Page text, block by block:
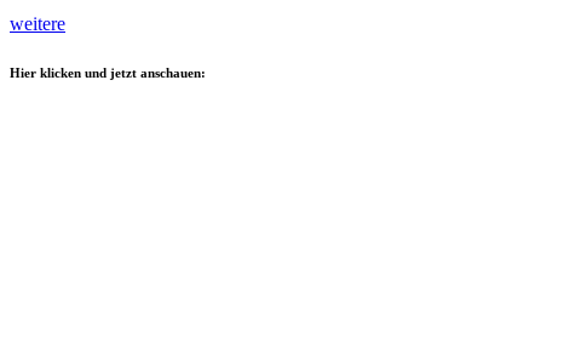
weitere
Hier klicken und jetzt anschauen: